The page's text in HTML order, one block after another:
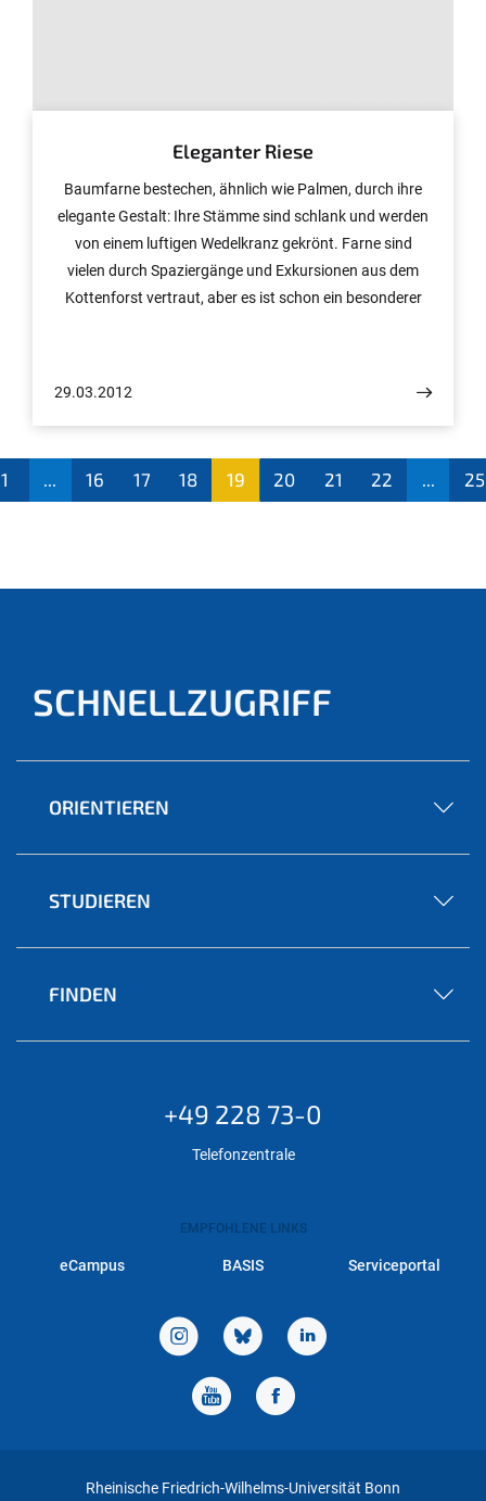
Eleganter Riese
Baumfarne bestechen, ähnlich wie Palmen, durch ihre
elegante Gestalt: Ihre Stämme sind schlank und werden
von einem luftigen Wedelkranz gekrönt. Farne sind
vielen durch Spaziergänge und Exkursionen aus dem
Kottenforst vertraut, aber es ist schon ein besonderer
Baumfarn (Cyathea contaminans) ist dort die Pflanze
des Monats April.
29.03.2012
1 ... 16 17 18
19
20 21 22 ... 25
SCHNELLZUGRIFF
ORIENTIEREN
STUDIEREN
FINDEN
+49 228 73-0
Telefonzentrale
EMPFOHLENE LINKS
eCampus BASIS Serviceportal
Rheinische Friedrich-Wilhelms-Universität Bonn